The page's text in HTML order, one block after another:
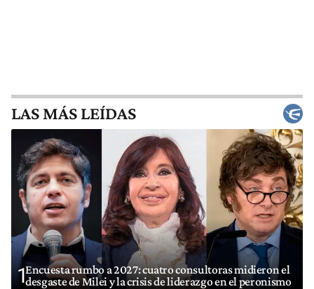
LAS MÁS LEÍDAS
1Encuesta rumbo a 2027: cuatro consultoras midieron el
desgaste de Milei y la crisis de liderazgo en el peronismo